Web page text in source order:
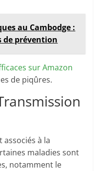
au Cambodge :
de prévention
sur Amazon
de piqûres.
à la
maladies sont
notamment le